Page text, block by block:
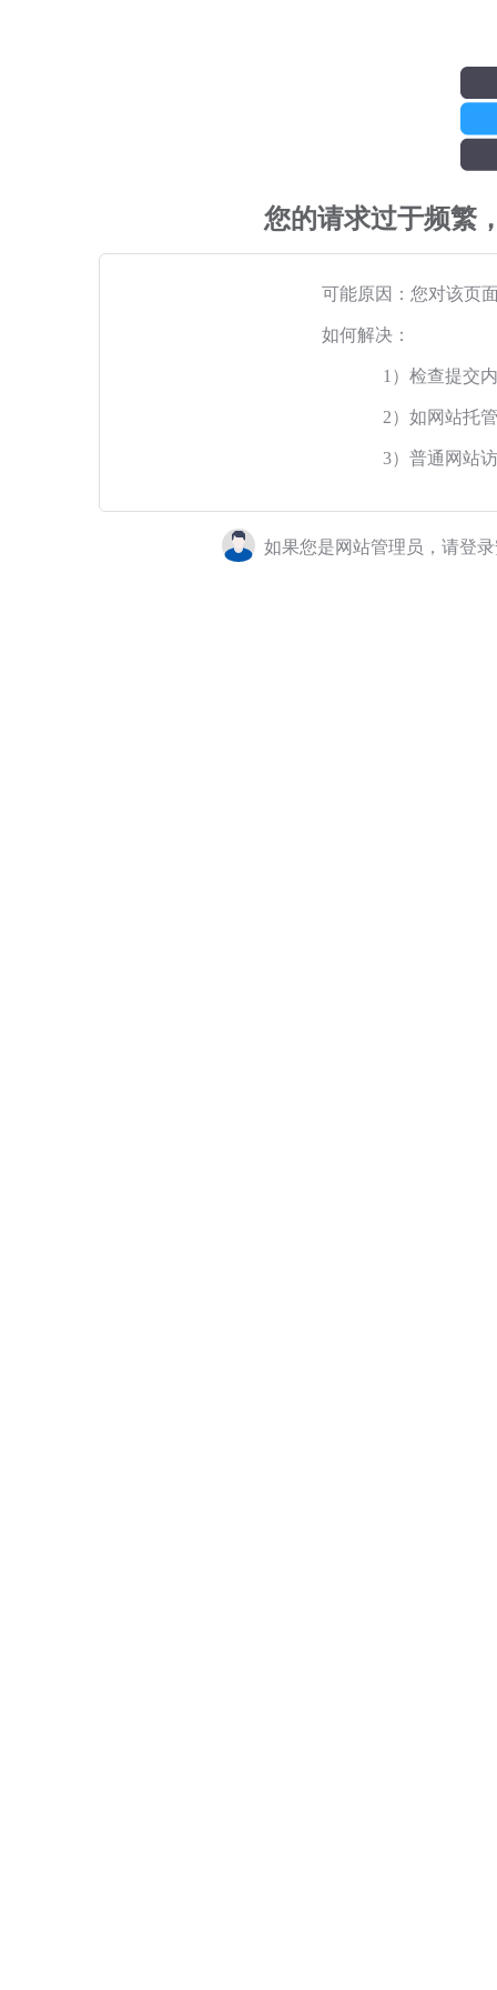
您的请求过于频繁
可能原因：您对该页
如何解决：
1）检查提交
2）如网站托
3）普通网站
如果您是网站管理员，请登